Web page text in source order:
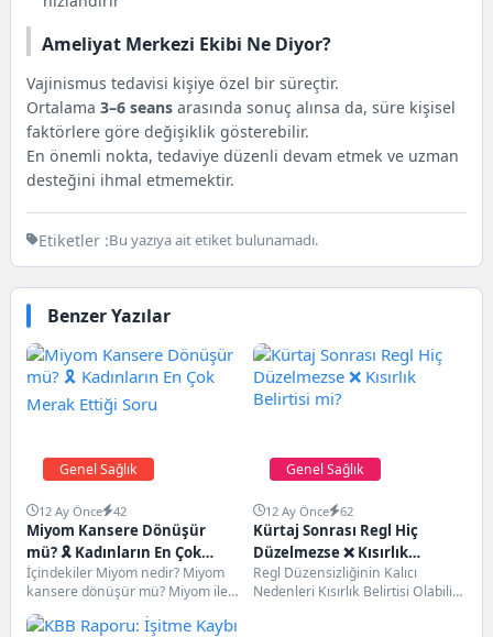
Ameliyat Merkezi Ekibi Ne Diyor?
Vajinismus tedavisi kişiye özel bir süreçtir.
Ortalama3–6 seans arasında sonuç alınsa da, süre kişisel
faktörlere göre değişiklik gösterebilir.
En önemli nokta, tedaviye düzenli devam etmek ve uzman
desteğini ihmal etmemektir.
Etiketler :Bu yazıya ait etiket bulunamadı.
Benzer Yazılar
Genel Sağlık
12 Ay Önce 42
Miyom Kansere Dönüşür
mü? 🎗️ Kadınların En Çok
Merak Ettiği Soru
İçindekiler Miyom nedir? Miyom
kansere dönüşür mü? Miyom ile
sarkom arasındaki fark nedir?
Hangi belirtiler...
Genel Sağlık
12 Ay Önce 62
Kürtaj Sonrası Regl Hiç
Düzelmezse ❌ Kısırlık
Belirtisi mi?
Regl Düzensizliğinin Kalıcı
Nedenleri Kısırlık Belirtisi Olabilir